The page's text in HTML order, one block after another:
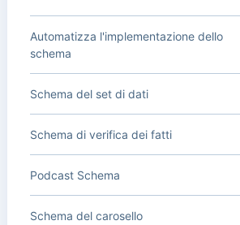
Automatizza l'implementazione dello
schema
Schema del set di dati
Schema di verifica dei fatti
Podcast Schema
Schema del carosello